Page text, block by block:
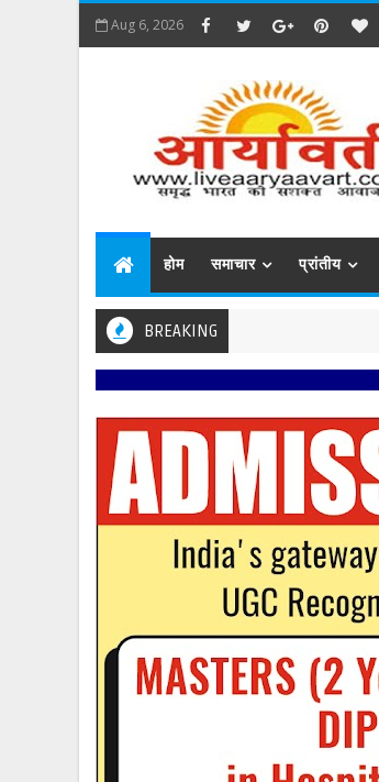
Aug 6, 2026
होम समाचार प्रांतीय
BREAKING